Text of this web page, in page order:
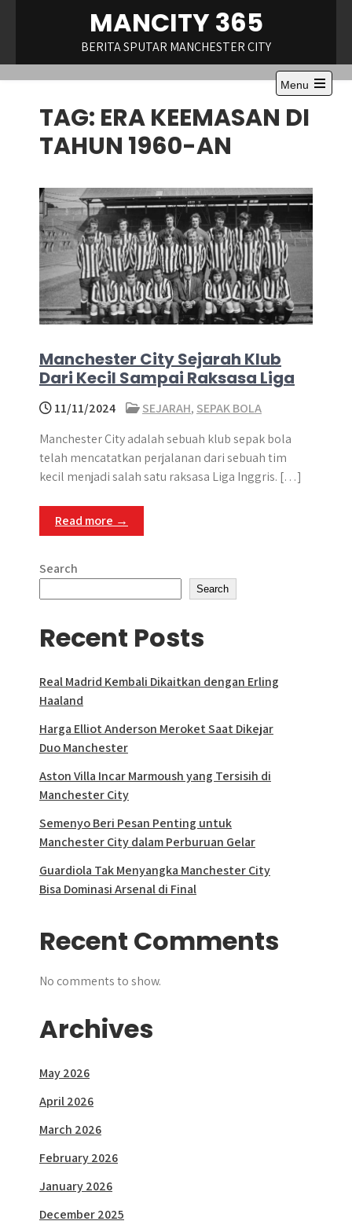
MANCITY 365
BERITA SPUTAR MANCHESTER CITY
Menu
Open
the
TAG: ERA KEEMASAN DI
TAHUN 1960-AN
Manchester City Sejarah Klub
Dari Kecil Sampai Raksasa Liga
11/11/2024 SEJARAH, SEPAK BOLA
Manchester City adalah sebuah klub sepak bola
telah mencatatkan perjalanan dari sebuah tim
kecil menjadi salah satu raksasa Liga Inggris. […]
Read more →
Search
Search
Recent Posts
Real Madrid Kembali Dikaitkan dengan Erling
Haaland
Harga Elliot Anderson Meroket Saat Dikejar
Duo Manchester
Aston Villa Incar Marmoush yang Tersisih di
Manchester City
Semenyo Beri Pesan Penting untuk
Manchester City dalam Perburuan Gelar
Guardiola Tak Menyangka Manchester City
Bisa Dominasi Arsenal di Final
Recent Comments
No comments to show.
Archives
May 2026
April 2026
March 2026
February 2026
January 2026
December 2025